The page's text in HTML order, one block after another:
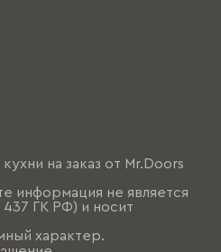
на заказ от Mr.Doors
информация не является
ГК РФ) и носит
характер.